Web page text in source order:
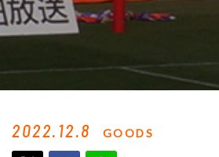
2022.12.8 GOODS